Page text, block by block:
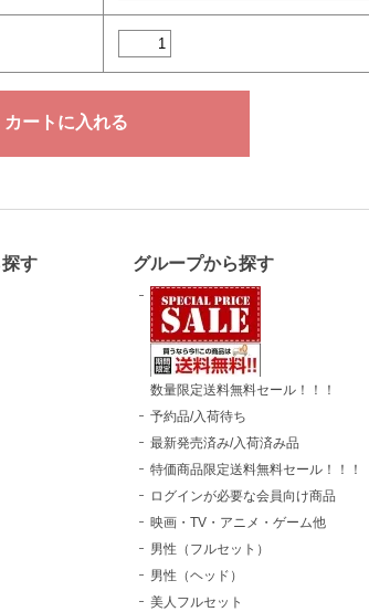
す グループから探す
数量限定送料無料セール！！！
予約品/入荷待ち
最新発売済み/入荷済み品
特価商品限定送料無料セール！！！
ログインが必要な会員向け商品
映画・TV・アニメ・ゲーム他
男性（フルセット）
男性（ヘッド）
美人フルセット